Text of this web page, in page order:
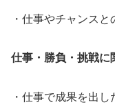
・仕事やチャンス
仕事・勝負・挑戦に
・仕事で成果を出し